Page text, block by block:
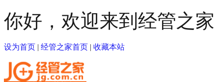
你好，欢迎来到经管之家
设为首页 | 经管之家首页 | 收藏本站